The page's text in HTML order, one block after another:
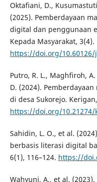
Oktafiani, D.,
(2025). Pemberdayaan
digital dan penggunaan
Kepada Masyarakat, 3(4).
https://doi.org/10.60126/
Putro, R. L., Maghfiroh,
D. (2024).
di desa Sukorejo.
https://doi.org/10.21274/
Sahidin, L. O., et al.
berbasis literasi digital
6(1), 116–124. https://
Wahyuni, A., et al.